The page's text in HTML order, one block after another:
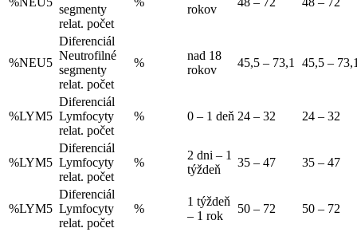
segmenty
relat. počet
rokov
%NEU5
Diferenciál
Neutrofilné
segmenty
relat. počet
%
nad 18
rokov
45,5 – 73,1 45,5 –
%LYM5
Diferenciál
Lymfocyty
relat. počet
% 0 – 1 deň 24 – 32 24 – 32
%LYM5
Diferenciál
Lymfocyty
relat. počet
%
2 dni – 1
týždeň
35 – 47 35 – 47
%LYM5
Diferenciál
Lymfocyty
relat. počet
%
1 týždeň
– 1 rok
50 – 72 50 – 72